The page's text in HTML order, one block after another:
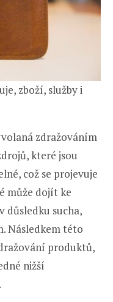
zboží, služby i
zdražováním
které jsou
což se projevuje
může dojít ke
důsledku sucha,
Následkem této
produktů,
nižší